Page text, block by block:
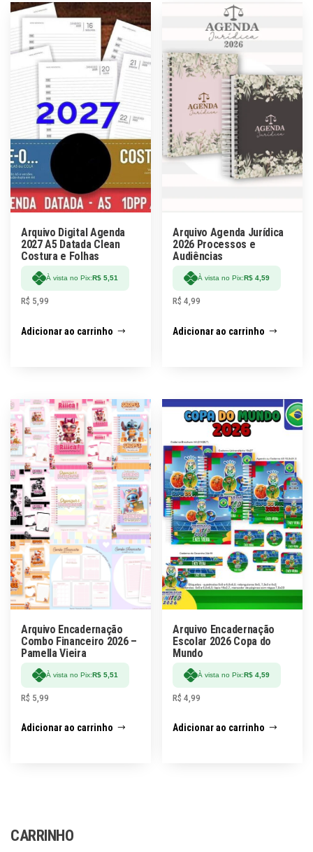
Arquivo Digital Agenda
2027 A5 Datada Clean
Costura e Folhas
À vista no Pix:R$ 5,51
R$ 5,99
Adicionar ao carrinho
Arquivo Agenda Jurídica
2026 Processos e
Audiências
À vista no Pix:R$ 4,59
R$ 4,99
Adicionar ao carrinho
Arquivo Encadernação
Combo Financeiro 2026 –
Pamella Vieira
À vista no Pix:R$ 5,51
R$ 5,99
Adicionar ao carrinho
Arquivo Encadernação
Escolar 2026 Copa do
Mundo
À vista no Pix:R$ 4,59
R$ 4,99
Adicionar ao carrinho
CARRINHO